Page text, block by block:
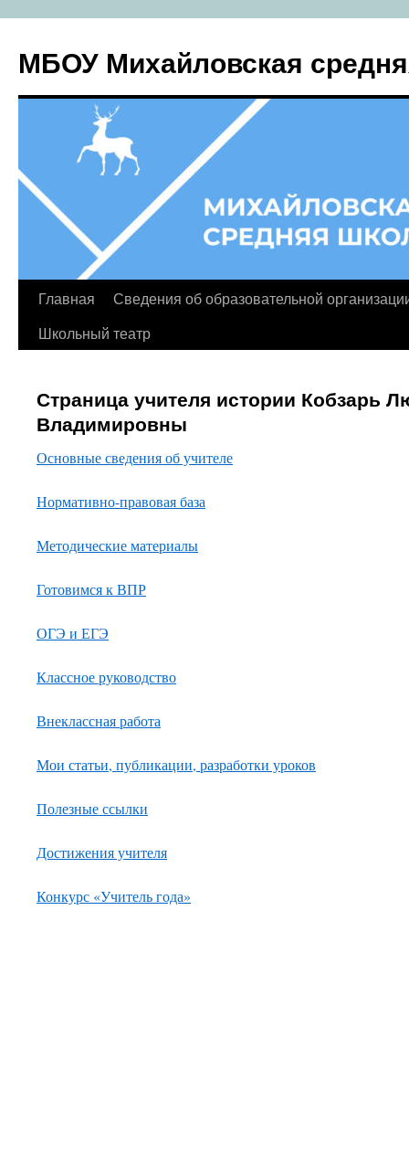
МБОУ Михайловская
Перейти
Главная
Сведения об образовательной
Школьный театр
Страница учителя истории Кобзарь
Владимировны
Основные сведения об учителе
Нормативно-правовая база
Методические материалы
Готовимся к ВПР
ОГЭ и ЕГЭ
Классное руководство
Внеклассная работа
Мои статьи, публикации, разработки уроков
Полезные ссылки
Достижения учителя
Конкурс «Учитель года»